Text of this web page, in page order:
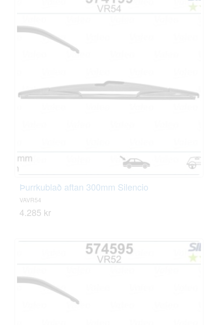
Þurrkublað aftan 300mm Silencio
VAVR54
4.285 kr